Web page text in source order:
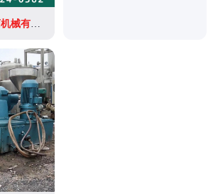
张家港市恒瑞制药机械有限公司